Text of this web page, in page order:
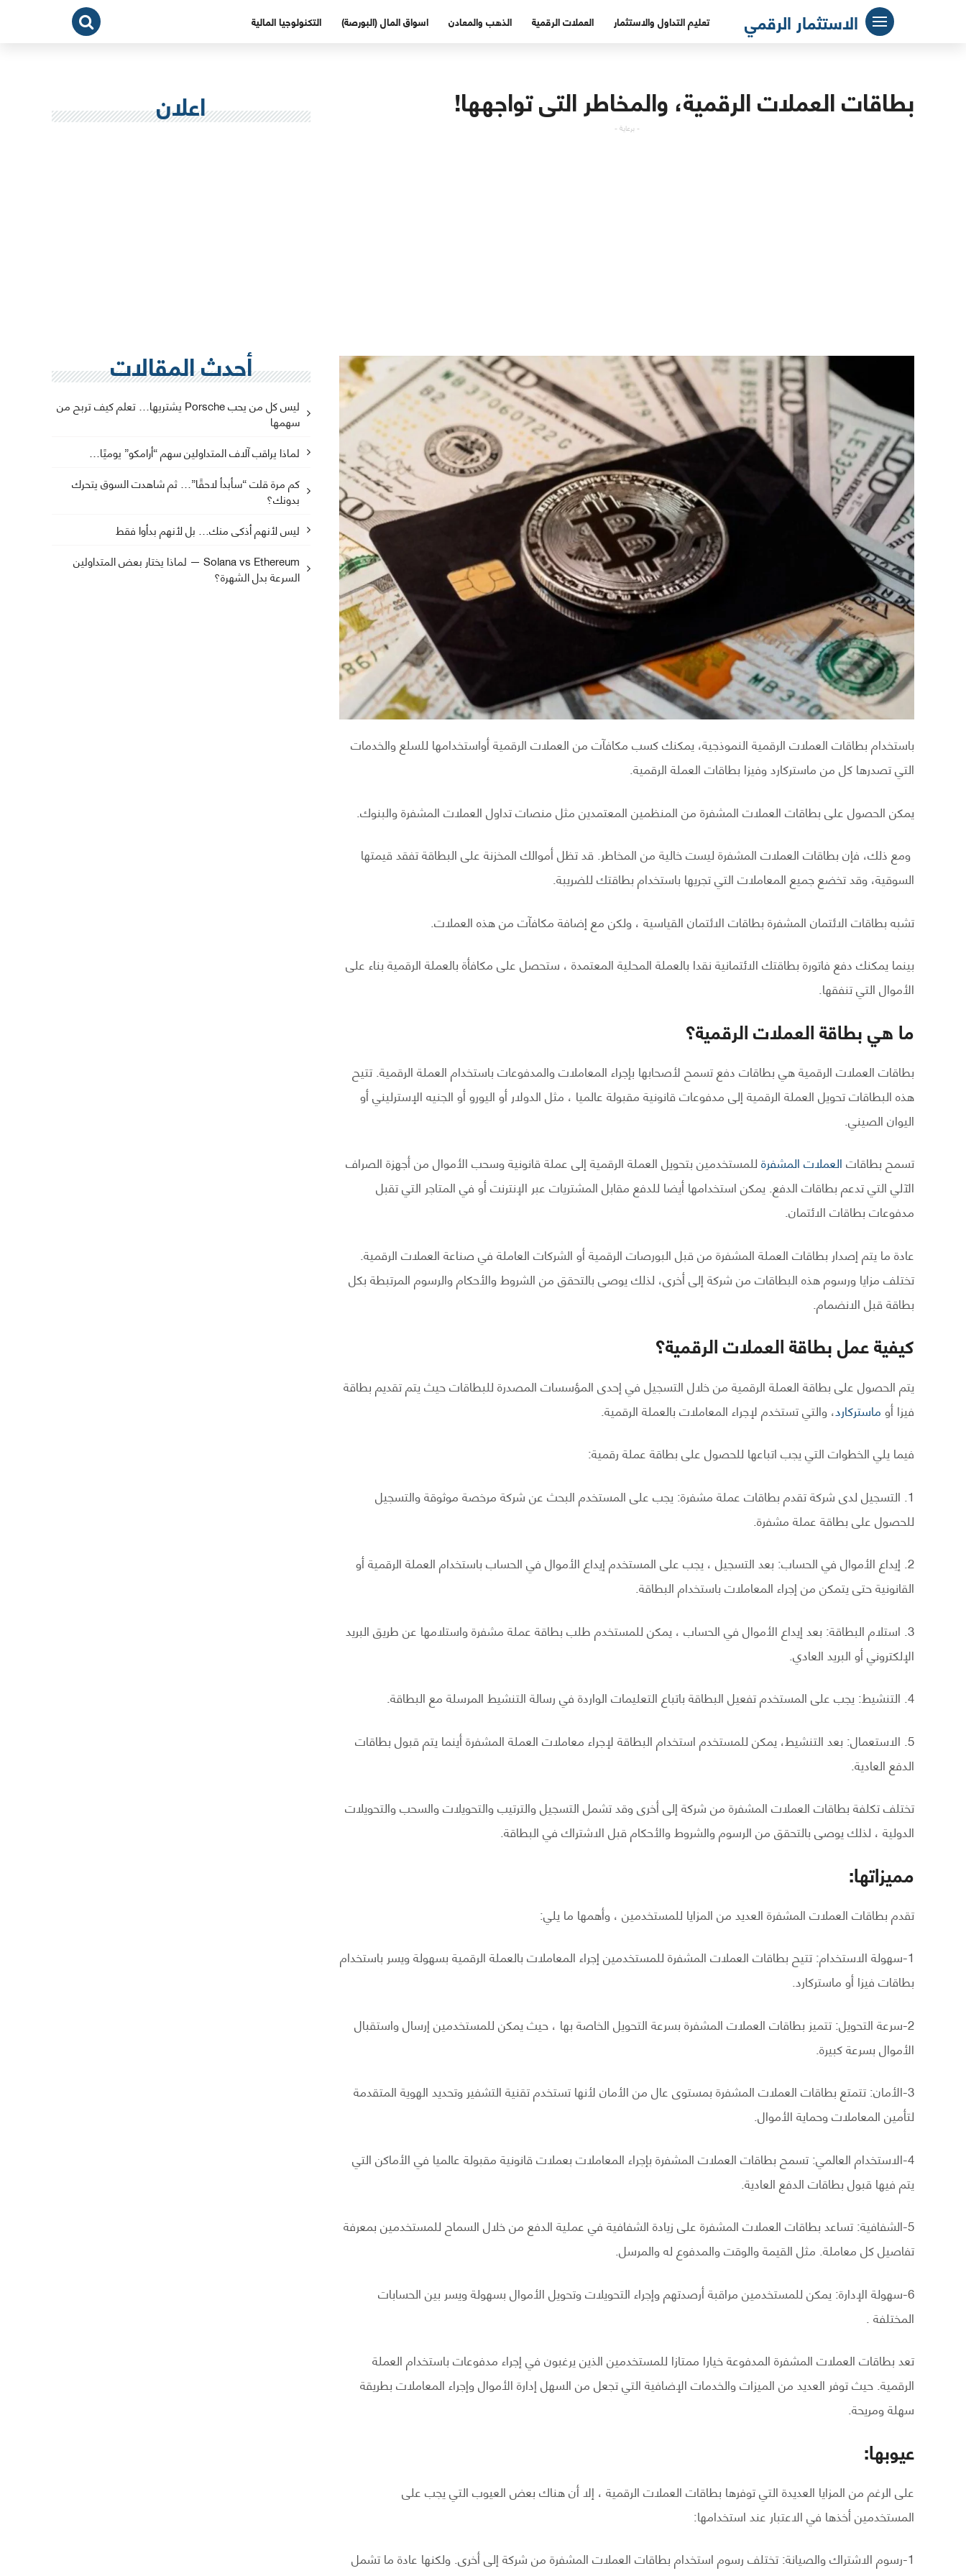
الاستثمار الرقمي تعليم التداول والاستثمار العملات الرقمية الذهب والمعادن اسواق المال (البورصة) التكنولوجيا المالية
بطاقات العملات الرقمية، والمخاطر التى تواجهها!
- برعاية -
باستخدام بطاقات العملات الرقمية النموذجية، يمكنك كسب مكافآت من العملات الرقمية أواستخدامها للسلع والخدمات
التي تصدرها كل من ماستركارد وفيزا بطاقات العملة الرقمية.
يمكن الحصول على بطاقات العملات المشفرة من المنظمين المعتمدين مثل منصات تداول العملات المشفرة والبنوك.
ومع ذلك، فإن بطاقات العملات المشفرة ليست خالية من المخاطر. قد تظل أموالك المخزنة على البطاقة تفقد قيمتها
السوقية، وقد تخضع جميع المعاملات التي تجريها باستخدام بطاقتك للضريبة.
تشبه بطاقات الائتمان المشفرة بطاقات الائتمان القياسية ، ولكن مع إضافة مكافآت من هذه العملات.
بينما يمكنك دفع فاتورة بطاقتك الائتمانية نقدا بالعملة المحلية المعتمدة ، ستحصل على مكافأة بالعملة الرقمية بناء على
الأموال التي تنفقها.
ما هي بطاقة العملات الرقمية؟
بطاقات العملات الرقمية هي بطاقات دفع تسمح لأصحابها بإجراء المعاملات والمدفوعات باستخدام العملة الرقمية. تتيح
هذه البطاقات تحويل العملة الرقمية إلى مدفوعات قانونية مقبولة عالميا ، مثل الدولار أو اليورو أو الجنيه الإسترليني أو
اليوان الصيني.
تسمح بطاقاتالعملات المشفرةللمستخدمين بتحويل العملة الرقمية إلى عملة قانونية وسحب الأموال من أجهزة الصراف
الآلي التي تدعم بطاقات الدفع. يمكن استخدامها أيضا للدفع مقابل المشتريات عبر الإنترنت أو في المتاجر التي تقبل
مدفوعات بطاقات الائتمان.
عادة ما يتم إصدار بطاقات العملة المشفرة من قبل البورصات الرقمية أو الشركات العاملة في صناعة العملات الرقمية.
تختلف مزايا ورسوم هذه البطاقات من شركة إلى أخرى، لذلك يوصى بالتحقق من الشروط والأحكام والرسوم المرتبطة بكل
بطاقة قبل الانضمام.
كيفية عمل بطاقة العملات الرقمية؟
يتم الحصول على بطاقة العملة الرقمية من خلال التسجيل في إحدى المؤسسات المصدرة للبطاقات حيث يتم تقديم بطاقة
فيزا أوماستركارد، والتي تستخدم لإجراء المعاملات بالعملة الرقمية.
فيما يلي الخطوات التي يجب اتباعها للحصول على بطاقة عملة رقمية:
1. التسجيل لدى شركة تقدم بطاقات عملة مشفرة: يجب على المستخدم البحث عن شركة مرخصة موثوقة والتسجيل
للحصول على بطاقة عملة مشفرة.
2. إيداع الأموال في الحساب: بعد التسجيل ، يجب على المستخدم إيداع الأموال في الحساب باستخدام العملة الرقمية أو
القانونية حتى يتمكن من إجراء المعاملات باستخدام البطاقة.
3. استلام البطاقة: بعد إيداع الأموال في الحساب ، يمكن للمستخدم طلب بطاقة عملة مشفرة واستلامها عن طريق البريد
الإلكتروني أو البريد العادي.
4. التنشيط: يجب على المستخدم تفعيل البطاقة باتباع التعليمات الواردة في رسالة التنشيط المرسلة مع البطاقة.
5. الاستعمال: بعد التنشيط، يمكن للمستخدم استخدام البطاقة لإجراء معاملات العملة المشفرة أينما يتم قبول بطاقات
الدفع العادية.
تختلف تكلفة بطاقات العملات المشفرة من شركة إلى أخرى وقد تشمل التسجيل والترتيب والتحويلات والسحب والتحويلات
الدولية ، لذلك يوصى بالتحقق من الرسوم والشروط والأحكام قبل الاشتراك في البطاقة.
مميزاتها:
تقدم بطاقات العملات المشفرة العديد من المزايا للمستخدمين ، وأهمها ما يلي:
1-سهولة الاستخدام: تتيح بطاقات العملات المشفرة للمستخدمين إجراء المعاملات بالعملة الرقمية بسهولة ويسر باستخدام
بطاقات فيزا أو ماستركارد.
2-سرعة التحويل: تتميز بطاقات العملات المشفرة بسرعة التحويل الخاصة بها ، حيث يمكن للمستخدمين إرسال واستقبال
الأموال بسرعة كبيرة.
3-الأمان: تتمتع بطاقات العملات المشفرة بمستوى عال من الأمان لأنها تستخدم تقنية التشفير وتحديد الهوية المتقدمة
لتأمين المعاملات وحماية الأموال.
4-الاستخدام العالمي: تسمح بطاقات العملات المشفرة بإجراء المعاملات بعملات قانونية مقبولة عالميا في الأماكن التي
يتم فيها قبول بطاقات الدفع العادية.
5-الشفافية: تساعد بطاقات العملات المشفرة على زيادة الشفافية في عملية الدفع من خلال السماح للمستخدمين بمعرفة
تفاصيل كل معاملة. مثل القيمة والوقت والمدفوع له والمرسل.
6-سهولة الإدارة: يمكن للمستخدمين مراقبة أرصدتهم وإجراء التحويلات وتحويل الأموال بسهولة ويسر بين الحسابات
المختلفة .
تعد بطاقات العملات المشفرة المدفوعة خيارا ممتازا للمستخدمين الذين يرغبون في إجراء مدفوعات باستخدام العملة
الرقمية. حيث توفر العديد من الميزات والخدمات الإضافية التي تجعل من السهل إدارة الأموال وإجراء المعاملات بطريقة
سهلة ومريحة.
عيوبها:
على الرغم من المزايا العديدة التي توفرها بطاقات العملات الرقمية ، إلا أن هناك بعض العيوب التي يجب على
المستخدمين أخذها في الاعتبار عند استخدامها:
1-رسوم الاشتراك والصيانة: تختلف رسوم استخدام بطاقات العملات المشفرة من شركة إلى أخرى. ولكنها عادة ما تشمل
اعلان
أحدث المقالات
ليس كل من يحب Porsche يشتريها… تعلم كيف تربح من
سهمها
لماذا يراقب آلاف المتداولين سهم “أرامكو” يوميًا…
كم مرة قلت “سأبدأ لاحقًا”… ثم شاهدت السوق يتحرك
بدونك؟
ليس لأنهم أذكى منك… بل لأنهم بدأوا فقط
Solana vs Ethereum — لماذا يختار بعض المتداولين
السرعة بدل الشهرة؟